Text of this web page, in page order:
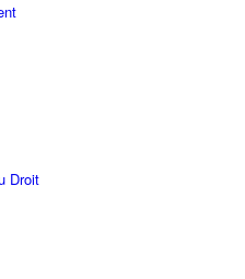
Droit